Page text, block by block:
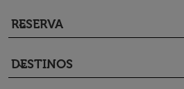
RESERVA
keyboard_arrow_down
DESTINOS
keyboard_arrow_down